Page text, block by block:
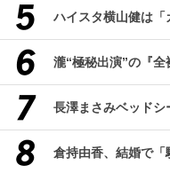
ハイスタ横山健は「
瀧“極秘出演”の『全
長澤まさみベッドシ
倉持由香、結婚で「